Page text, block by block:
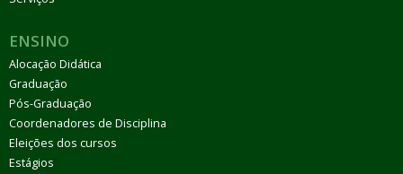
ENSINO
Alocação Didática
Graduação
Pós-Graduação
Coordenadores de Disciplina
Eleições dos cursos
Estágios